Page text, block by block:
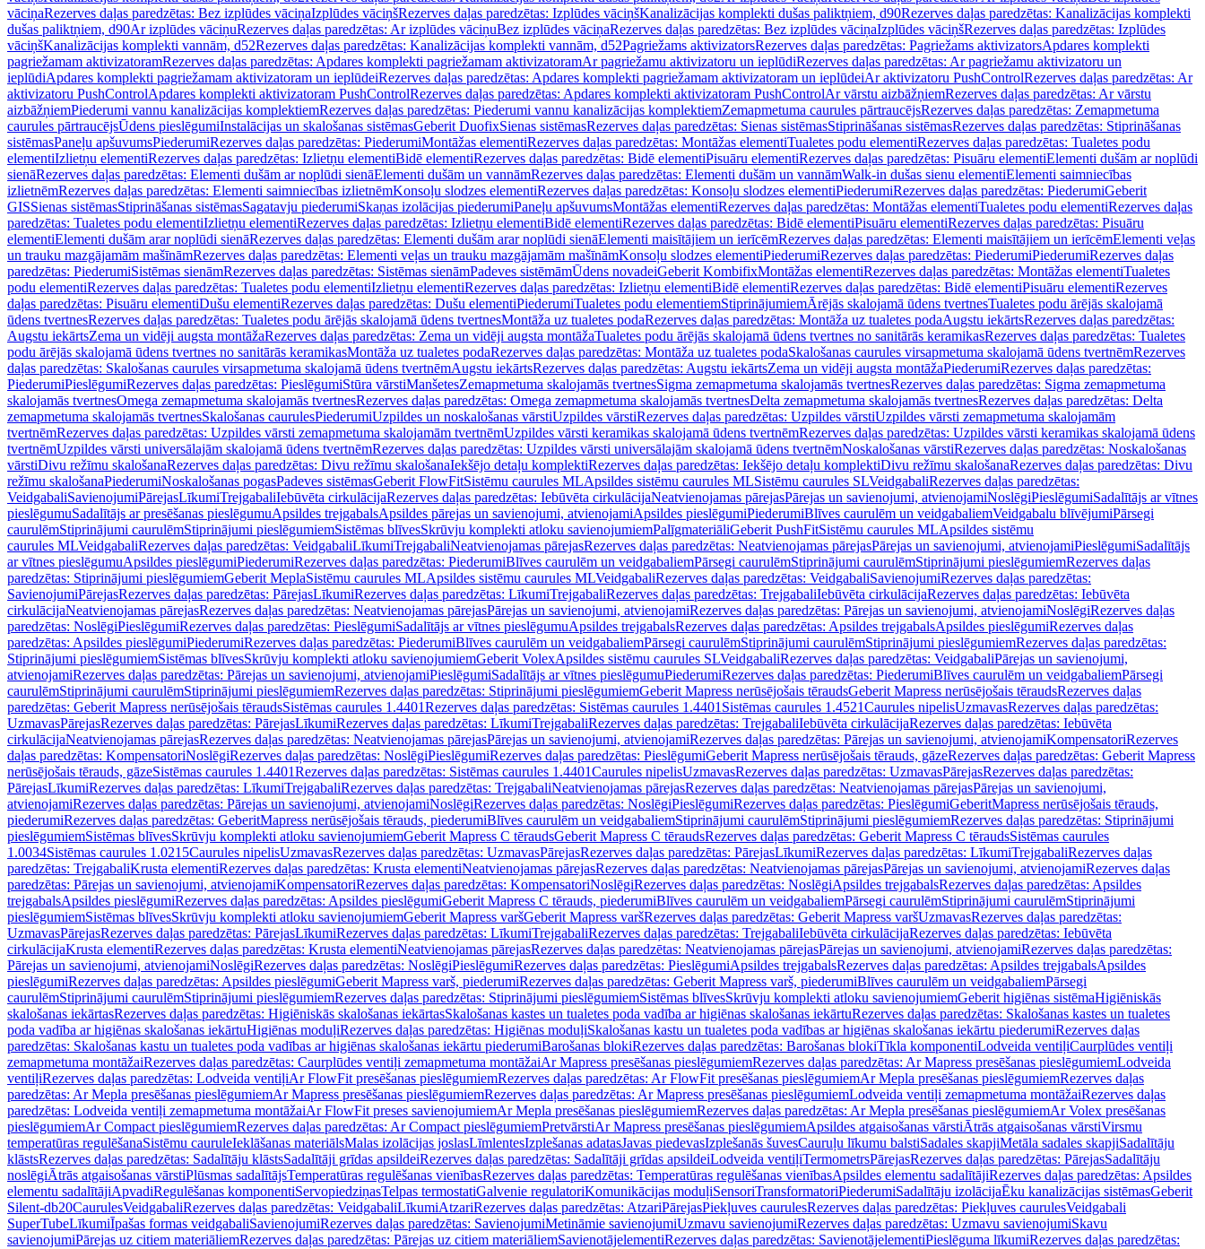
vāciņaRezerves daļas paredzētas: Bez izplūdes vāciņaIzplūdes vāciņšRezerves daļas paredzētas: Izplūdes vāciņšKanalizācijas komplekti dušas paliktņiem, d90Rezerves daļas paredzētas: Kanalizācijas komplekti
dušas paliktņiem, d90Ar izplūdes vāciņuRezerves daļas paredzētas: Ar izplūdes vāciņuBez izplūdes vāciņaRezerves daļas paredzētas: Bez izplūdes vāciņaIzplūdes vāciņšRezerves daļas paredzētas: Izplūdes
vāciņšKanalizācijas komplekti vannām, d52Rezerves daļas paredzētas: Kanalizācijas komplekti vannām, d52Pagriežams aktivizatorsRezerves daļas paredzētas: Pagriežams aktivizatorsApdares komplekti
pagriežamam aktivizatoramRezerves daļas paredzētas: Apdares komplekti pagriežamam aktivizatoramAr pagriežamu aktivizatoru un ieplūdiRezerves daļas paredzētas: Ar pagriežamu aktivizatoru un
ieplūdiApdares komplekti pagriežamam aktivizatoram un ieplūdeiRezerves daļas paredzētas: Apdares komplekti pagriežamam aktivizatoram un ieplūdeiAr aktivizatoru PushControlRezerves daļas paredzētas: Ar
aktivizatoru PushControlApdares komplekti aktivizatoram PushControlRezerves daļas paredzētas: Apdares komplekti aktivizatoram PushControlAr vārstu aizbāžņiemRezerves daļas paredzētas: Ar vārstu
aizbāžņiemPiederumi vannu kanalizācijas komplektiemRezerves daļas paredzētas: Piederumi vannu kanalizācijas komplektiemZemapmetuma caurules pārtraucējsRezerves daļas paredzētas: Zemapmetuma
caurules pārtraucējsŪdens pieslēgumiInstalācijas un skalošanas sistēmasGeberit DuofixSienas sistēmasRezerves daļas paredzētas: Sienas sistēmasStiprināšanas sistēmasRezerves daļas paredzētas: Stiprināšanas
sistēmasPaneļu apšuvumsPiederumiRezerves daļas paredzētas: PiederumiMontāžas elementiRezerves daļas paredzētas: Montāžas elementiTualetes podu elementiRezerves daļas paredzētas: Tualetes podu
elementiIzlietņu elementiRezerves daļas paredzētas: Izlietņu elementiBidē elementiRezerves daļas paredzētas: Bidē elementiPisuāru elementiRezerves daļas paredzētas: Pisuāru elementiElementi dušām ar noplūdi
sienāRezerves daļas paredzētas: Elementi dušām ar noplūdi sienāElementi dušām un vannāmRezerves daļas paredzētas: Elementi dušām un vannāmWalk-in dušas sienu elementiElementi saimniecības
izlietnēmRezerves daļas paredzētas: Elementi saimniecības izlietnēmKonsoļu slodzes elementiRezerves daļas paredzētas: Konsoļu slodzes elementiPiederumiRezerves daļas paredzētas: PiederumiGeberit
GISSienas sistēmasStiprināšanas sistēmasSagatavju piederumiSkaņas izolācijas piederumiPaneļu apšuvumsMontāžas elementiRezerves daļas paredzētas: Montāžas elementiTualetes podu elementiRezerves daļas
paredzētas: Tualetes podu elementiIzlietņu elementiRezerves daļas paredzētas: Izlietņu elementiBidē elementiRezerves daļas paredzētas: Bidē elementiPisuāru elementiRezerves daļas paredzētas: Pisuāru
elementiElementi dušām arar noplūdi sienāRezerves daļas paredzētas: Elementi dušām arar noplūdi sienāElementi maisītājiem un ierīcēmRezerves daļas paredzētas: Elementi maisītājiem un ierīcēmElementi veļas
un trauku mazgājamām mašīnāmRezerves daļas paredzētas: Elementi veļas un trauku mazgājamām mašīnāmKonsoļu slodzes elementiPiederumiRezerves daļas paredzētas: PiederumiPiederumiRezerves daļas
paredzētas: PiederumiSistēmas sienāmRezerves daļas paredzētas: Sistēmas sienāmPadeves sistēmāmŪdens novadeiGeberit KombifixMontāžas elementiRezerves daļas paredzētas: Montāžas elementiTualetes
podu elementiRezerves daļas paredzētas: Tualetes podu elementiIzlietņu elementiRezerves daļas paredzētas: Izlietņu elementiBidē elementiRezerves daļas paredzētas: Bidē elementiPisuāru elementiRezerves
daļas paredzētas: Pisuāru elementiDušu elementiRezerves daļas paredzētas: Dušu elementiPiederumiTualetes podu elementiemStiprinājumiemĀrējās skalojamā ūdens tvertnesTualetes podu ārējās skalojamā
ūdens tvertnesRezerves daļas paredzētas: Tualetes podu ārējās skalojamā ūdens tvertnesMontāža uz tualetes podaRezerves daļas paredzētas: Montāža uz tualetes podaAugstu iekārtsRezerves daļas paredzētas:
Augstu iekārtsZema un vidēji augsta montāžaRezerves daļas paredzētas: Zema un vidēji augsta montāžaTualetes podu ārējās skalojamā ūdens tvertnes no sanitārās keramikasRezerves daļas paredzētas: Tualetes
podu ārējās skalojamā ūdens tvertnes no sanitārās keramikasMontāža uz tualetes podaRezerves daļas paredzētas: Montāža uz tualetes podaSkalošanas caurules virsapmetuma skalojamā ūdens tvertnēmRezerves
daļas paredzētas: Skalošanas caurules virsapmetuma skalojamā ūdens tvertnēmAugstu iekārtsRezerves daļas paredzētas: Augstu iekārtsZema un vidēji augsta montāžaPiederumiRezerves daļas paredzētas:
PiederumiPieslēgumiRezerves daļas paredzētas: PieslēgumiStūra vārstiManšetesZemapmetuma skalojamās tvertnesSigma zemapmetuma skalojamās tvertnesRezerves daļas paredzētas: Sigma zemapmetuma
skalojamās tvertnesOmega zemapmetuma skalojamās tvertnesRezerves daļas paredzētas: Omega zemapmetuma skalojamās tvertnesDelta zemapmetuma skalojamās tvertnesRezerves daļas paredzētas: Delta
zemapmetuma skalojamās tvertnesSkalošanas caurulesPiederumiUzpildes un noskalošanas vārstiUzpildes vārstiRezerves daļas paredzētas: Uzpildes vārstiUzpildes vārsti zemapmetuma skalojamām
tvertnēmRezerves daļas paredzētas: Uzpildes vārsti zemapmetuma skalojamām tvertnēmUzpildes vārsti keramikas skalojamā ūdens tvertnēmRezerves daļas paredzētas: Uzpildes vārsti keramikas skalojamā ūdens
tvertnēmUzpildes vārsti universālajām skalojamā ūdens tvertnēmRezerves daļas paredzētas: Uzpildes vārsti universālajām skalojamā ūdens tvertnēmNoskalošanas vārstiRezerves daļas paredzētas: Noskalošanas
vārstiDivu režīmu skalošanaRezerves daļas paredzētas: Divu režīmu skalošanaIekšējo detaļu komplektiRezerves daļas paredzētas: Iekšējo detaļu komplektiDivu režīmu skalošanaRezerves daļas paredzētas: Divu
režīmu skalošanaPiederumiNoskalošanas pogasPadeves sistēmasGeberit FlowFitSistēmu caurules MLApsildes sistēmu caurules MLSistēmu caurules SLVeidgabaliRezerves daļas paredzētas:
VeidgabaliSavienojumiPārejasLīkumiTrejgabaliIebūvēta cirkulācijaRezerves daļas paredzētas: Iebūvēta cirkulācijaNeatvienojamas pārejasPārejas un savienojumi, atvienojamiNoslēgiPieslēgumiSadalītājs ar vītnes
pieslēgumuSadalītājs ar presēšanas pieslēgumuApsildes trejgabalsApsildes pārejas un savienojumi, atvienojamiApsildes pieslēgumiPiederumiBlīves caurulēm un veidgabaliemVeidgabalu blīvējumiPārsegi
caurulēmStiprinājumi caurulēmStiprinājumi pieslēgumiemSistēmas blīvesSkrūvju komplekti atloku savienojumiemPalīgmateriāliGeberit PushFitSistēmu caurules MLApsildes sistēmu
caurules MLVeidgabaliRezerves daļas paredzētas: VeidgabaliLīkumiTrejgabaliNeatvienojamas pārejasRezerves daļas paredzētas: Neatvienojamas pārejasPārejas un savienojumi, atvienojamiPieslēgumiSadalītājs
ar vītnes pieslēgumuApsildes pieslēgumiPiederumiRezerves daļas paredzētas: PiederumiBlīves caurulēm un veidgabaliemPārsegi caurulēmStiprinājumi caurulēmStiprinājumi pieslēgumiemRezerves daļas
paredzētas: Stiprinājumi pieslēgumiemGeberit MeplaSistēmu caurules MLApsildes sistēmu caurules MLVeidgabaliRezerves daļas paredzētas: VeidgabaliSavienojumiRezerves daļas paredzētas:
SavienojumiPārejasRezerves daļas paredzētas: PārejasLīkumiRezerves daļas paredzētas: LīkumiTrejgabaliRezerves daļas paredzētas: TrejgabaliIebūvēta cirkulācijaRezerves daļas paredzētas: Iebūvēta
cirkulācijaNeatvienojamas pārejasRezerves daļas paredzētas: Neatvienojamas pārejasPārejas un savienojumi, atvienojamiRezerves daļas paredzētas: Pārejas un savienojumi, atvienojamiNoslēgiRezerves daļas
paredzētas: NoslēgiPieslēgumiRezerves daļas paredzētas: PieslēgumiSadalītājs ar vītnes pieslēgumuApsildes trejgabalsRezerves daļas paredzētas: Apsildes trejgabalsApsildes pieslēgumiRezerves daļas
paredzētas: Apsildes pieslēgumiPiederumiRezerves daļas paredzētas: PiederumiBlīves caurulēm un veidgabaliemPārsegi caurulēmStiprinājumi caurulēmStiprinājumi pieslēgumiemRezerves daļas paredzētas:
Stiprinājumi pieslēgumiemSistēmas blīvesSkrūvju komplekti atloku savienojumiemGeberit VolexApsildes sistēmu caurules SLVeidgabaliRezerves daļas paredzētas: VeidgabaliPārejas un savienojumi,
atvienojamiRezerves daļas paredzētas: Pārejas un savienojumi, atvienojamiPieslēgumiSadalītājs ar vītnes pieslēgumuPiederumiRezerves daļas paredzētas: PiederumiBlīves caurulēm un veidgabaliemPārsegi
caurulēmStiprinājumi caurulēmStiprinājumi pieslēgumiemRezerves daļas paredzētas: Stiprinājumi pieslēgumiemGeberit Mapress nerūsējošais tēraudsGeberit Mapress nerūsējošais tēraudsRezerves daļas
paredzētas: Geberit Mapress nerūsējošais tēraudsSistēmas caurules 1.4401Rezerves daļas paredzētas: Sistēmas caurules 1.4401 Sistēmas caurules 1.4521Caurules nipelisUzmavasRezerves daļas paredzētas:
UzmavasPārejasRezerves daļas paredzētas: PārejasLīkumiRezerves daļas paredzētas: LīkumiTrejgabaliRezerves daļas paredzētas: TrejgabaliIebūvēta cirkulācijaRezerves daļas paredzētas: Iebūvēta
cirkulācijaNeatvienojamas pārejasRezerves daļas paredzētas: Neatvienojamas pārejasPārejas un savienojumi, atvienojamiRezerves daļas paredzētas: Pārejas un savienojumi, atvienojamiKompensatoriRezerves
daļas paredzētas: KompensatoriNoslēgiRezerves daļas paredzētas: NoslēgiPieslēgumiRezerves daļas paredzētas: PieslēgumiGeberit Mapress nerūsējošais tērauds, gāzeRezerves daļas paredzētas: Geberit Mapress
nerūsējošais tērauds, gāzeSistēmas caurules 1.4401Rezerves daļas paredzētas: Sistēmas caurules 1.4401Caurules nipelisUzmavasRezerves daļas paredzētas: UzmavasPārejasRezerves daļas paredzētas:
PārejasLīkumiRezerves daļas paredzētas: LīkumiTrejgabaliRezerves daļas paredzētas: TrejgabaliNeatvienojamas pārejasRezerves daļas paredzētas: Neatvienojamas pārejasPārejas un savienojumi,
atvienojamiRezerves daļas paredzētas: Pārejas un savienojumi, atvienojamiNoslēgiRezerves daļas paredzētas: NoslēgiPieslēgumiRezerves daļas paredzētas: PieslēgumiGeberitMapress nerūsējošais tērauds,
piederumiRezerves daļas paredzētas: GeberitMapress nerūsējošais tērauds, piederumiBlīves caurulēm un veidgabaliemStiprinājumi caurulēmStiprinājumi pieslēgumiemRezerves daļas paredzētas: Stiprinājumi
pieslēgumiemSistēmas blīvesSkrūvju komplekti atloku savienojumiemGeberit Mapress C tēraudsGeberit Mapress C tēraudsRezerves daļas paredzētas: Geberit Mapress C tēraudsSistēmas caurules
1.0034Sistēmas caurules 1.0215Caurules nipelisUzmavasRezerves daļas paredzētas: UzmavasPārejasRezerves daļas paredzētas: PārejasLīkumiRezerves daļas paredzētas: LīkumiTrejgabaliRezerves daļas
paredzētas: TrejgabaliKrusta elementiRezerves daļas paredzētas: Krusta elementiNeatvienojamas pārejasRezerves daļas paredzētas: Neatvienojamas pārejasPārejas un savienojumi, atvienojamiRezerves daļas
paredzētas: Pārejas un savienojumi, atvienojamiKompensatoriRezerves daļas paredzētas: KompensatoriNoslēgiRezerves daļas paredzētas: NoslēgiApsildes trejgabalsRezerves daļas paredzētas: Apsildes
trejgabalsApsildes pieslēgumiRezerves daļas paredzētas: Apsildes pieslēgumiGeberit Mapress C tērauds, piederumiBlīves caurulēm un veidgabaliemPārsegi caurulēmStiprinājumi caurulēmStiprinājumi
pieslēgumiemSistēmas blīvesSkrūvju komplekti atloku savienojumiemGeberit Mapress varšGeberit Mapress varšRezerves daļas paredzētas: Geberit Mapress varšUzmavasRezerves daļas paredzētas:
UzmavasPārejasRezerves daļas paredzētas: PārejasLīkumiRezerves daļas paredzētas: LīkumiTrejgabaliRezerves daļas paredzētas: TrejgabaliIebūvēta cirkulācijaRezerves daļas paredzētas: Iebūvēta
cirkulācijaKrusta elementiRezerves daļas paredzētas: Krusta elementiNeatvienojamas pārejasRezerves daļas paredzētas: Neatvienojamas pārejasPārejas un savienojumi, atvienojamiRezerves daļas paredzētas:
Pārejas un savienojumi, atvienojamiNoslēgiRezerves daļas paredzētas: NoslēgiPieslēgumiRezerves daļas paredzētas: PieslēgumiApsildes trejgabalsRezerves daļas paredzētas: Apsildes trejgabalsApsildes
pieslēgumiRezerves daļas paredzētas: Apsildes pieslēgumiGeberit Mapress varš, piederumiRezerves daļas paredzētas: Geberit Mapress varš, piederumiBlīves caurulēm un veidgabaliemPārsegi
caurulēmStiprinājumi caurulēmStiprinājumi pieslēgumiemRezerves daļas paredzētas: Stiprinājumi pieslēgumiemSistēmas blīvesSkrūvju komplekti atloku savienojumiemGeberit higiēnas sistēmaHigiēniskās
skalošanas iekārtasRezerves daļas paredzētas: Higiēniskās skalošanas iekārtasSkalošanas kastes un tualetes poda vadība ar higiēnas skalošanas iekārtuRezerves daļas paredzētas: Skalošanas kastes un tualetes
poda vadība ar higiēnas skalošanas iekārtuHigiēnas moduļiRezerves daļas paredzētas: Higiēnas moduļiSkalošanas kastu un tualetes poda vadības ar higiēnas skalošanas iekārtu piederumiRezerves daļas
paredzētas: Skalošanas kastu un tualetes poda vadības ar higiēnas skalošanas iekārtu piederumiBarošanas blokiRezerves daļas paredzētas: Barošanas blokiTīkla komponentiLodveida ventiļiCaurplūdes ventiļi
zemapmetuma montāžaiRezerves daļas paredzētas: Caurplūdes ventiļi zemapmetuma montāžaiAr Mapress presēšanas pieslēgumiemRezerves daļas paredzētas: Ar Mapress presēšanas pieslēgumiemLodveida
ventiļiRezerves daļas paredzētas: Lodveida ventiļiAr FlowFit presēšanas pieslēgumiemRezerves daļas paredzētas: Ar FlowFit presēšanas pieslēgumiemAr Mepla presēšanas pieslēgumiemRezerves daļas
paredzētas: Ar Mepla presēšanas pieslēgumiemAr Mapress presēšanas pieslēgumiemRezerves daļas paredzētas: Ar Mapress presēšanas pieslēgumiemLodveida ventiļi zemapmetuma montāžaiRezerves daļas
paredzētas: Lodveida ventiļi zemapmetuma montāžaiAr FlowFit preses savienojumiemAr Mepla presēšanas pieslēgumiemRezerves daļas paredzētas: Ar Mepla presēšanas pieslēgumiemAr Volex presēšanas
pieslēgumiemAr Compact pieslēgumiemRezerves daļas paredzētas: Ar Compact pieslēgumiemPretvārstiAr Mapress presēšanas pieslēgumiemApsildes atgaisošanas vārstiĀtrās atgaisošanas vārstiVirsmu
temperatūras regulēšanaSistēmu cauruleIeklāšanas materiālsMalas izolācijas joslasLīmlentesIzplešanas adatasJavas piedevasIzplešanās šuvesCauruļu līkumu balstiSadales skapjiMetāla sadales skapjiSadalītāju
klāstsRezerves daļas paredzētas: Sadalītāju klāstsSadalītāji grīdas apsildeiRezerves daļas paredzētas: Sadalītāji grīdas apsildeiLodveida ventiļiTermometrsPārejasRezerves daļas paredzētas: PārejasSadalītāju
noslēgiĀtrās atgaisošanas vārstiPlūsmas sadalītājsTemperatūras regulēšanas vienībasRezerves daļas paredzētas: Temperatūras regulēšanas vienībasApsildes elementu sadalītājiRezerves daļas paredzētas: Apsildes
elementu sadalītājiApvadiRegulēšanas komponentiServopiedziņasTelpas termostatiGalvenie regulatoriKomunikācijas moduļiSensoriTransformatoriPiederumiSadalītāju izolācijaĒku kanalizācijas sistēmasGeberit
Silent-db20CaurulesVeidgabaliRezerves daļas paredzētas: VeidgabaliLīkumiAtzariRezerves daļas paredzētas: AtzariPārejasPiekļuves caurulesRezerves daļas paredzētas: Piekļuves caurulesVeidgabali
SuperTubeLīkumiĪpašas formas veidgabaliSavienojumiRezerves daļas paredzētas: SavienojumiMetināmie savienojumiUzmavu savienojumiRezerves daļas paredzētas: Uzmavu savienojumiSkavu
savienojumiPārejas uz citiem materiāliemRezerves daļas paredzētas: Pārejas uz citiem materiāliemSavienotājelementiRezerves daļas paredzētas: SavienotājelementiPieslēguma līkumiRezerves daļas paredzētas: